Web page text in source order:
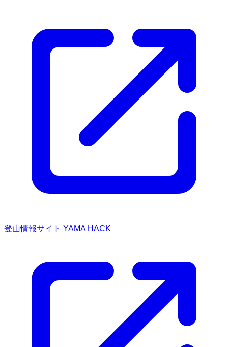
登山情報サイト YAMA HACK